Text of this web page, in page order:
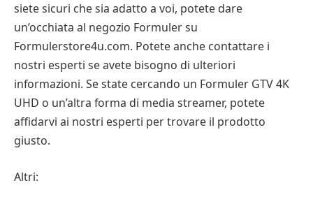
siete sicuri che sia adatto a voi, potete dare
un’occhiata al negozio Formuler su
Formulerstore4u.com. Potete anche contattare i
nostri esperti se avete bisogno di ulteriori
informazioni. Se state cercando un Formuler GTV 4K
UHD o un’altra forma di media streamer, potete
affidarvi ai nostri esperti per trovare il prodotto
giusto.
Altri: